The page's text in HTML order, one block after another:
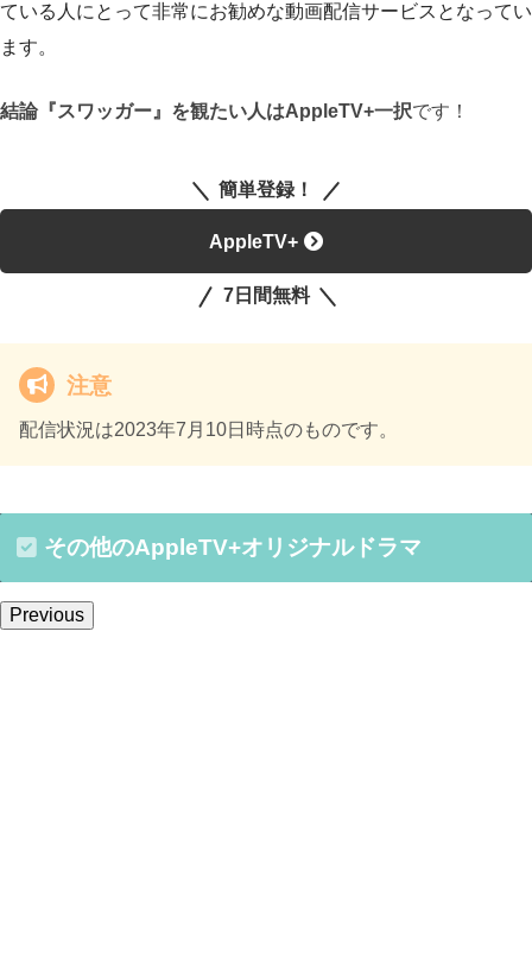
ている人にとって非常にお勧めな動画配信サービスとなってい
ます。
結論『スワッガー』を観たい人はAppleTV+一択です！
簡単登録！
AppleTV+
7日間無料
注意
配信状況は2023年7月10日時点のものです。
その他のAppleTV+オリジナルドラマ
Previous